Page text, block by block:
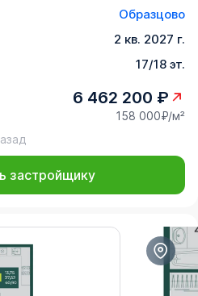
Образцово
2 кв. 2027 г.
17/18 эт.
6 462 200 ₽
158 000₽/м²
застройщику